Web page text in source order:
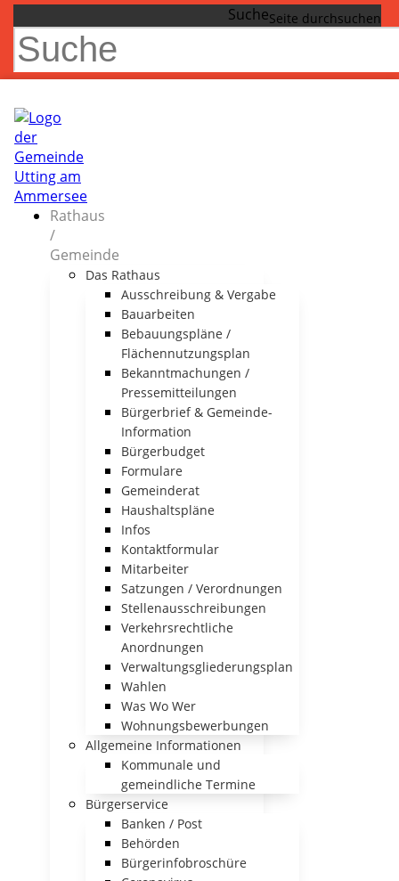
Suche
Rathaus
/
Gemeinde
Das Rathaus
Ausschreibung & Vergabe
Bauarbeiten
Bebauungspläne /
Flächennutzungsplan
Bekanntmachungen /
Pressemitteilungen
Bürgerbrief & Gemeinde-
Information
Bürgerbudget
Formulare
Gemeinderat
Haushaltspläne
Infos
Kontaktformular
Mitarbeiter
Satzungen / Verordnungen
Stellenausschreibungen
Verkehrsrechtliche
Anordnungen
Verwaltungsgliederungsplan
Wahlen
Was Wo Wer
Wohnungsbewerbungen
Allgemeine Informationen
Kommunale und
gemeindliche Termine
Bürgerservice
Banken / Post
Behörden
Bürgerinfobroschüre